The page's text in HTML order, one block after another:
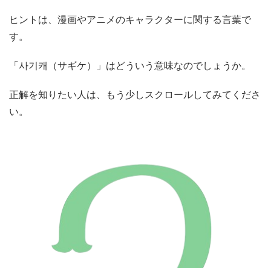
ヒントは、漫画やアニメのキャラクターに関する言葉で
す。
「사기캐（サギケ）」はどういう意味なのでしょうか。
正解を知りたい人は、もう少しスクロールしてみてくださ
い。